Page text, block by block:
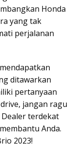
Honda
yang tak
perjalanan
ditawarkan
pertanyaan
jangan ragu
terdekat
Anda.
2023!